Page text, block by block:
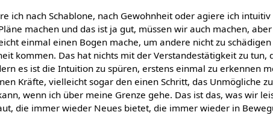
ich nach Schablone, nach Gewohnheit oder agiere ich
machen und das ist ja gut, müssen wir auch machen,
einmal einen Bogen mache, um andere nicht zu
kommen. Das hat nichts mit der Verstandestätigkeit zu tun,
es ist die Intuition zu spüren, erstens einmal zu erkennen
Kräfte, vielleicht sogar den einen Schritt, das Unmögliche
wenn ich über meine Grenze gehe. Das ist das, was wir
die immer wieder Neues bietet, die immer wieder in